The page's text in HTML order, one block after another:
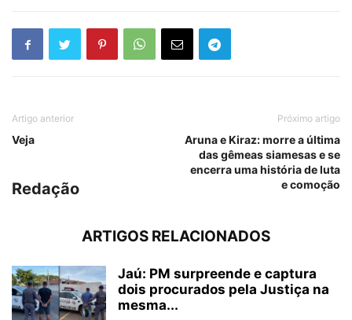
Artigo anterior
Veja
Próximo artigo
Aruna e Kiraz: morre a última
das gêmeas siamesas e se
encerra uma história de luta
e comoção
Redação
ARTIGOS RELACIONADOS
Jaú: PM surpreende e captura
dois procurados pela Justiça na
mesma...